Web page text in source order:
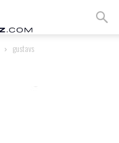
gustavs